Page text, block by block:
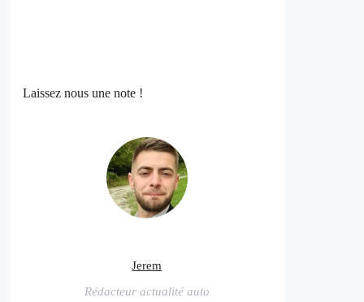
Laissez nous une note !
Jerem
Rédacteur actualité auto